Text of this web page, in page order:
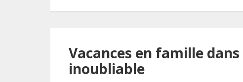
Vacances en famille
inoubliable